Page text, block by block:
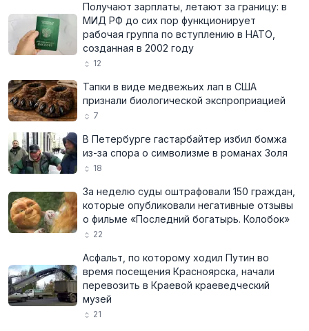
Получают зарплаты, летают за границу: в
МИД РФ до сих пор функционирует
рабочая группа по вступлению в НАТО,
созданная в 2002 году
12
Тапки в виде медвежьих лап в США
признали биологической экспроприацией
7
В Петербурге гастарбайтер избил бомжа
из-за спора о символизме в романах Золя
18
За неделю суды оштрафовали 150 граждан,
которые опубликовали негативные отзывы
о фильме «Последний богатырь. Колобок»
22
Асфальт, по которому ходил Путин во
время посещения Красноярска, начали
перевозить в Краевой краеведческий
музей
21